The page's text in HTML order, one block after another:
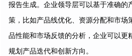
报告生成。企业领导层可以基于准确的
策，比如产品线优化、资源分配和市场
品性能和市场反馈的分析，企业可以更
规划产品迭代和创新方向。